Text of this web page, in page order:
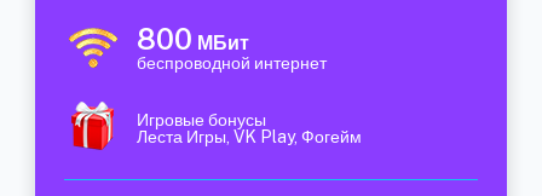
800 МБит
беспроводной интернет
Игровые бонусы
Леста Игры, VK Play, Фогейм